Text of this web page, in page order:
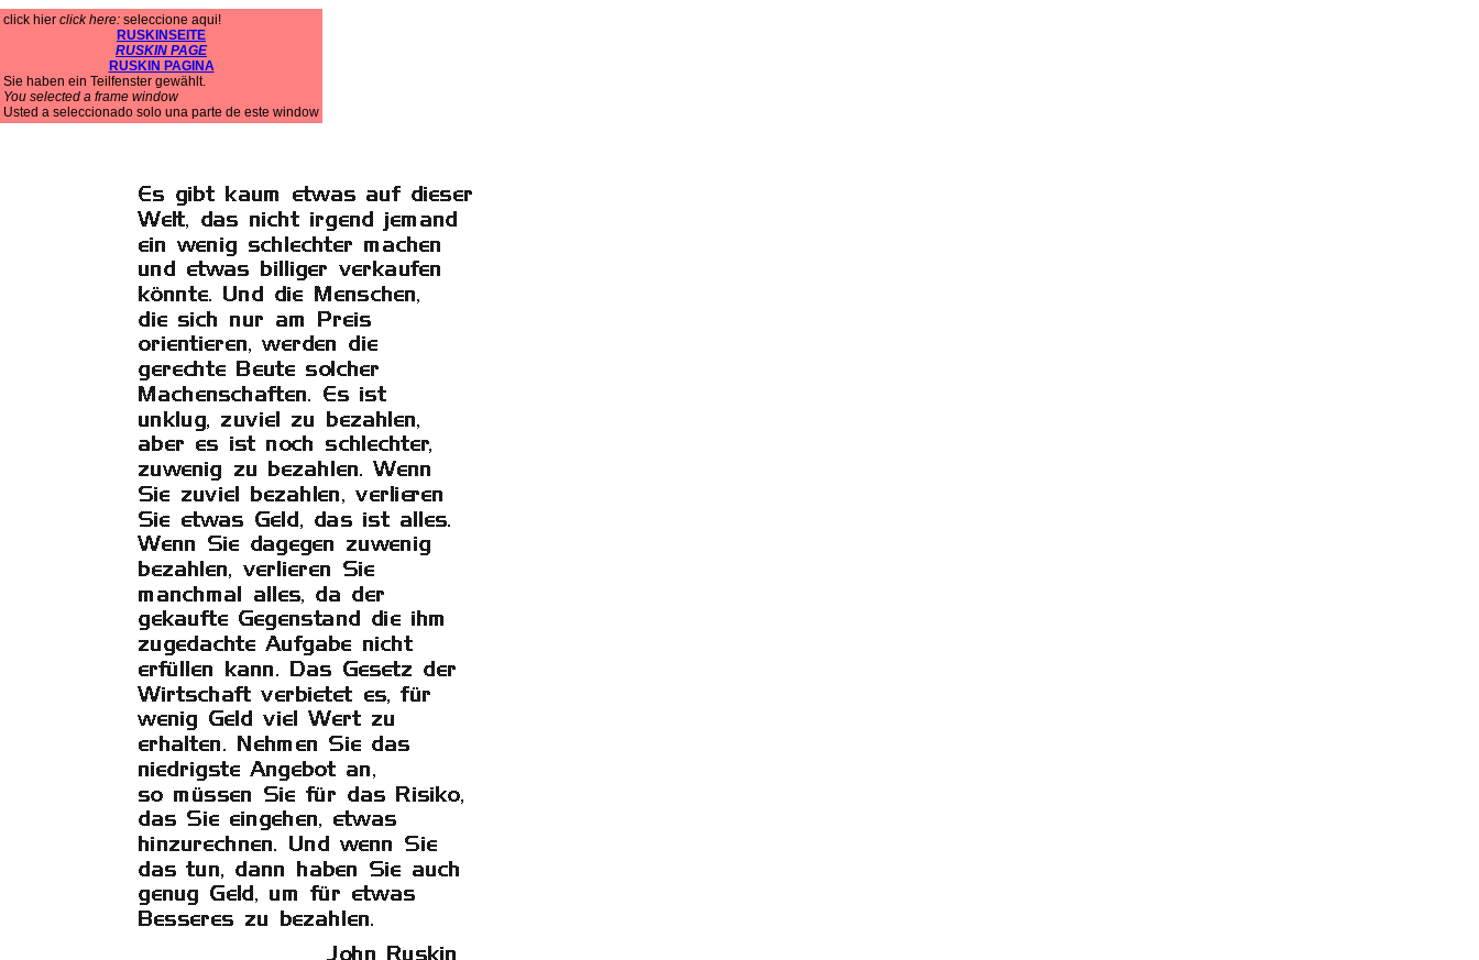
click hier click here: seleccione aqui!
RUSKINSEITE
RUSKIN PAGE
RUSKIN PAGINA
Sie haben ein Teilfenster gewählt.
You selected a frame window
Usted a seleccionado solo una parte de este window